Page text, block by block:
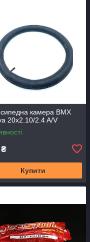
камера BMX
20x2.10/2.4 A/V
₴
Купити